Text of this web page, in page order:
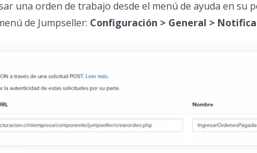
una orden de trabajo desde el menú de ayuda en su
de Jumpseller: Configuración > General >